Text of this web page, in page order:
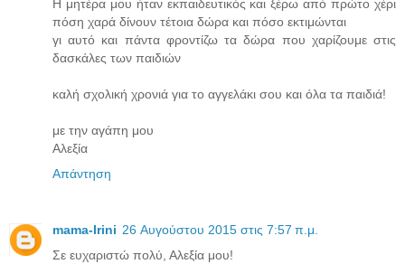
Η μητέρα μου ήταν εκπαιδευτικός και ξέρω από πρώτο χέρι
πόση χαρά δίνουν τέτοια δώρα και πόσο εκτιμώνται
γι αυτό και πάντα φροντίζω τα δώρα που χαρίζουμε στις
δασκάλες των παιδιών
καλή σχολική χρονιά για το αγγελάκι σου και όλα τα παιδιά!
με την αγάπη μου
Αλεξία
Απάντηση
mama-Irini 26 Αυγούστου 2015 στις 7:57 π.μ.
Σε ευχαριστώ πολύ, Αλεξία μου!